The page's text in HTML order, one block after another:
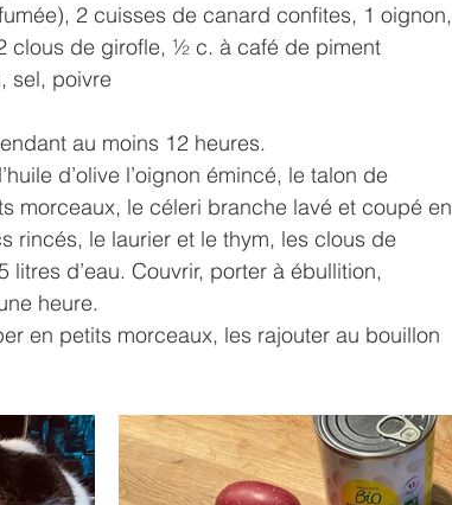
2 cuisses de canard confites, 1 oignon,
clous de girofle, ½ c. à café de piment
sel, poivre
au moins 12 heures.
d’olive l’oignon émincé, le talon de
morceaux, le céleri branche lavé et coupé en
rincés, le laurier et le thym, les clous de
litres d’eau. Couvrir, porter à ébullition,
heure.
en petits morceaux, les rajouter au bouillon